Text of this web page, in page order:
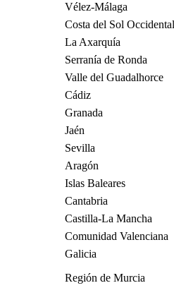
Vélez-Málaga
Costa del Sol Occidental
La Axarquía
Serranía de Ronda
Valle del Guadalhorce
Cádiz
Granada
Jaén
Sevilla
Aragón
Islas Baleares
Cantabria
Castilla-La Mancha
Comunidad Valenciana
Galicia
Región de Murcia